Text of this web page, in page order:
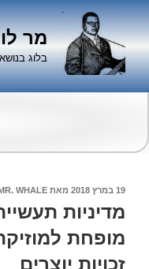
דילוג
לתוכן
מר
בלוג
פורסם
19 במרץ 2018 מאת WHALE
מדיניות
מופחת
זכויות יוצרים